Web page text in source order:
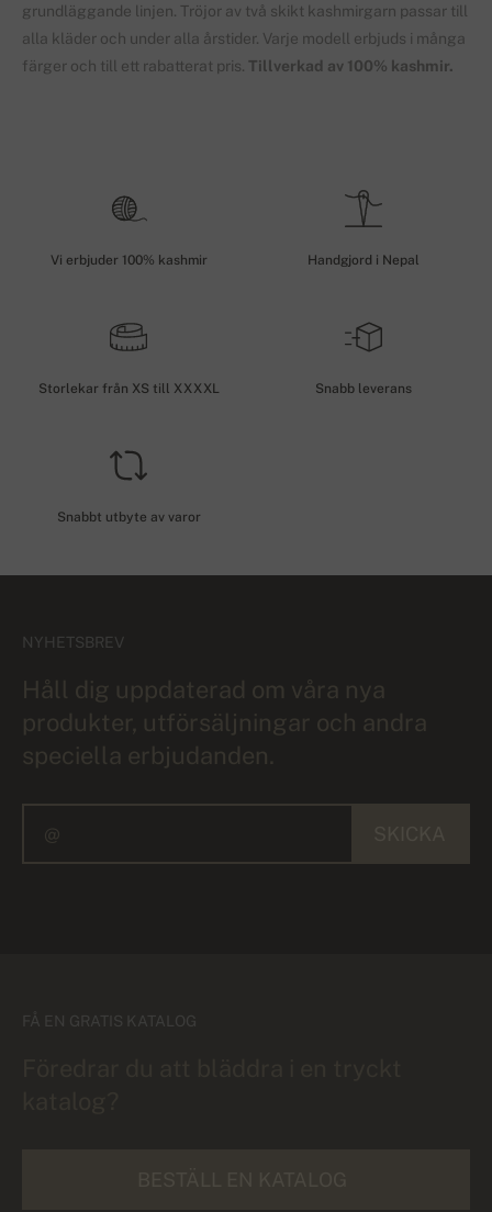
grundläggande linjen. Tröjor av två skikt kashmirgarn passar till
alla kläder och under alla årstider. Varje modell erbjuds i många
färger och till ett rabatterat pris. Tillverkad av 100% kashmir.
Vi erbjuder 100% kashmir Handgjord i Nepal
Storlekar från XS till XXXXL Snabb leverans
Snabbt utbyte av varor
NYHETSBREV
Håll dig uppdaterad om våra nya
produkter, utförsäljningar och andra
speciella erbjudanden.
FÅ EN GRATIS KATALOG